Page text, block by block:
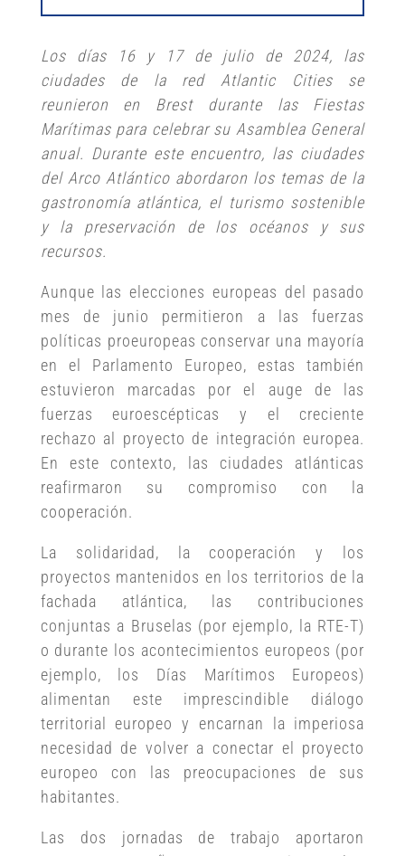
Los días 16 y 17 de julio de 2024, las
ciudades de la red Atlantic Cities se
reunieron en Brest durante las Fiestas
Marítimas para celebrar su Asamblea General
anual. Durante este encuentro, las ciudades
del Arco Atlántico abordaron los temas de la
gastronomía atlántica, el turismo sostenible
y la preservación de los océanos y sus
recursos.
Aunque las elecciones europeas del pasado
mes de junio permitieron a las fuerzas
políticas proeuropeas conservar una mayoría
en el Parlamento Europeo, estas también
estuvieron marcadas por el auge de las
fuerzas euroescépticas y el creciente
rechazo al proyecto de integración europea.
En este contexto, las ciudades atlánticas
reafirmaron su compromiso con la
cooperación.
La solidaridad, la cooperación y los
proyectos mantenidos en los territorios de la
fachada atlántica, las contribuciones
conjuntas a Bruselas (por ejemplo, la RTE-T)
o durante los acontecimientos europeos (por
ejemplo, los Días Marítimos Europeos)
alimentan este imprescindible diálogo
territorial europeo y encarnan la imperiosa
necesidad de volver a conectar el proyecto
europeo con las preocupaciones de sus
habitantes.
Las dos jornadas de trabajo aportaron